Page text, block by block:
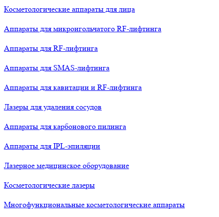
Косметологические аппараты для лица
Аппараты для микроигольчатого RF-лифтинга
Аппараты для RF-лифтинга
Аппараты для SMAS-лифтинга
Аппараты для кавитации и RF-лифтинга
Лазеры для удаления сосудов
Аппараты для карбонового пилинга
Аппараты для IPL-эпиляции
Лазерное медицинское оборудование
Косметологические лазеры
Многофункциональные косметологические аппараты